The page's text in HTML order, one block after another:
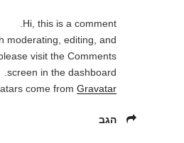
Hi, this is a comment.
moderating, editing, and
visit the Comments
screen in the dashboard.
come from Gravatar
הגב